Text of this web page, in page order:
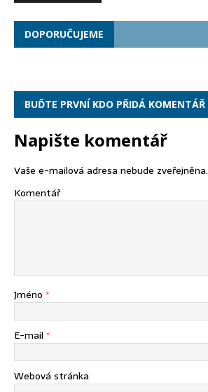
DOPORUČUJEME
BUĎTE PRVNÍ KDO PŘIDÁ KOMENTÁŘ
Napište komentář
Vaše e-mailová adresa nebude zveřejněna.
Komentář
Jméno *
E-mail *
Webová stránka